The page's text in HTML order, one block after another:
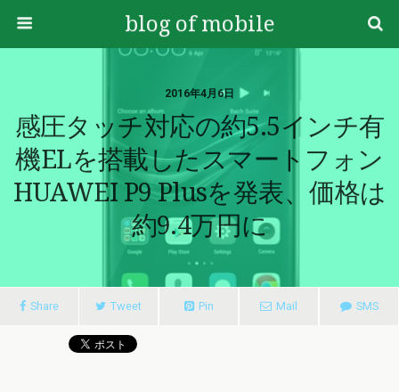
blog of mobile
2016年4月6日
感圧タッチ対応の約5.5インチ有
機ELを搭載したスマートフォン
HUAWEI P9 Plusを発表、価格は
約9.4万円に
Share Tweet Pin Mail SMS